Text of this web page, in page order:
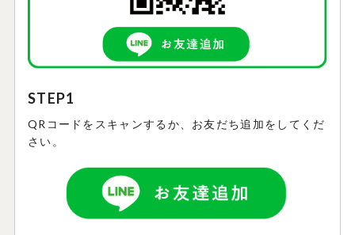
STEP1
QRコードをスキャンするか、お友だち追加をしてくだ
さい。